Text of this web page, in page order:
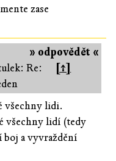
zase
» odpovědět «
Re:
[↑]
všechny lidi.
všechny lidí (tedy
a vyvraždění